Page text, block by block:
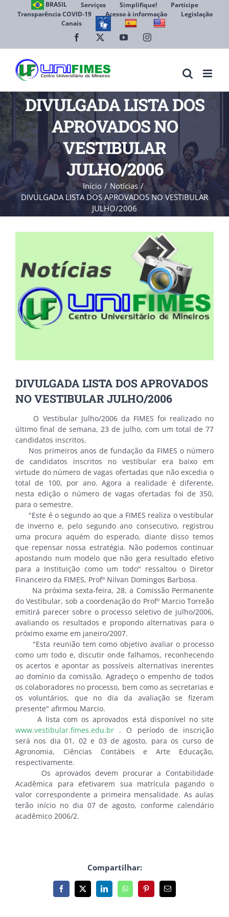
BRASIL Serviços Simplifique!
Participe
Transparência COVID-19
Acesso à informação
Legislação
Canais
Facebook YouTubeInstagram
DIVULGADA LISTA DOS
APROVADOS NO
VESTIBULAR
JULHO/2006
Início
Notícias
DIVULGADA LISTA DOS APROVADOS NO VESTIBULAR
JULHO/2006
DIVULGADA LISTA DOS APROVADOS
NO VESTIBULAR JULHO/2006
O Vestibular Julho/2006 da FIMES foi realizado no
último final de semana, 23 de julho, com um total de 77
candidatos inscritos.
Nos primeiros anos de fundação da FIMES o número
de candidatos inscritos no vestibular era baixo em
virtude do número de vagas ofertadas que não excedia o
total de 100, por ano. Agora a realidade é diferente,
nesta edição o número de vagas ofertadas foi de 350,
para o semestre.
"Este é o segundo ao que a FIMES realiza o vestibular
de inverno e, pelo segundo ano consecutivo, registrou
uma procura aquém do esperado, diante disso temos
que repensar nossa estratégia. Não podemos continuar
apostando num modelo que não gera resultado efetivo
para a Instituição como um todo" ressaltou o Diretor
Financeiro da FIMES, Profº Nilvan Domingos Barbosa.
Na próxima sexta-feira, 28, a Comissão Permanente
do Vestibular, sob a coordenação do Profº Marcio Torreão
emitirá parecer sobre o processo seletivo de julho/2006,
avaliando os resultados e propondo alternativas para o
próximo exame em janeiro/2007.
"Esta reunião tem como objetivo avaliar o processo
como um todo e, discutir onde falhamos, reconhecendo
os acertos e apontar as possíveis alternativas inerentes
ao domínio da comissão. Agradeço o empenho de todos
os colaboradores no processo, bem como as secretarias e
os voluntários, que no dia da avaliação se fizeram
presente" afirmou Marcio.
A lista com os aprovados está disponível no site
www.vestibular.fimes.edu.br . O período de inscrição
será nos dia 01, 02 e 03 de agosto, para os curso de
Agronomia, Ciências Contábeis e Arte Educação,
respectivamente.
Os aprovados devem procurar a Contabilidade
Acadêmica para efetivarem sua matrícula pagando o
valor correspondente a primeira mensalidade. As aulas
terão início no dia 07 de agosto, conforme calendário
acadêmico 2006/2.
Compartilhar:
Facebook
X LinkedInWhatsAppPinterest
E-
mail